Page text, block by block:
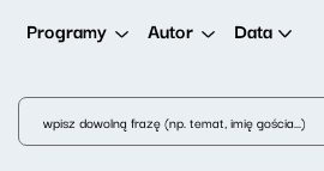
Programy Autor Data